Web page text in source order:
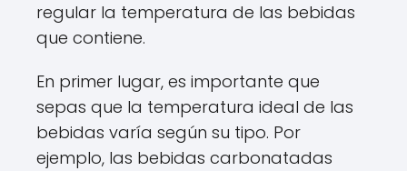
regular la temperatura de las bebidas
que contiene.
En primer lugar, es importante que
sepas que la temperatura ideal de las
bebidas varía según su tipo. Por
ejemplo, las bebidas carbonatadas